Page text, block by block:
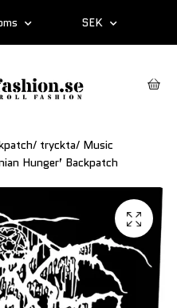
SEK
tryckta/ Music
Hunger’ Backpatch